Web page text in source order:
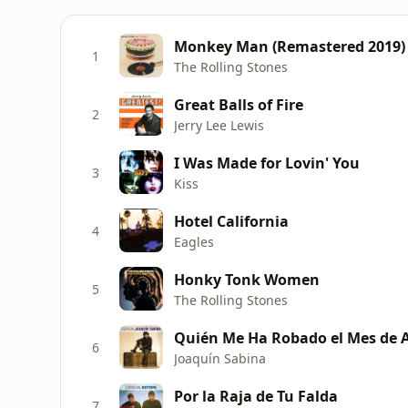
1 Monkey Man (Remastered 2019)
The Rolling Stones
2 Great Balls of Fire
Jerry Lee Lewis
3 I Was Made for Lovin' You
Kiss
4 Hotel California
Eagles
5 Honky Tonk Women
The Rolling Stones
6 Quién Me Ha Robado el Mes de
Joaquín Sabina
Por la Raja de Tu Falda